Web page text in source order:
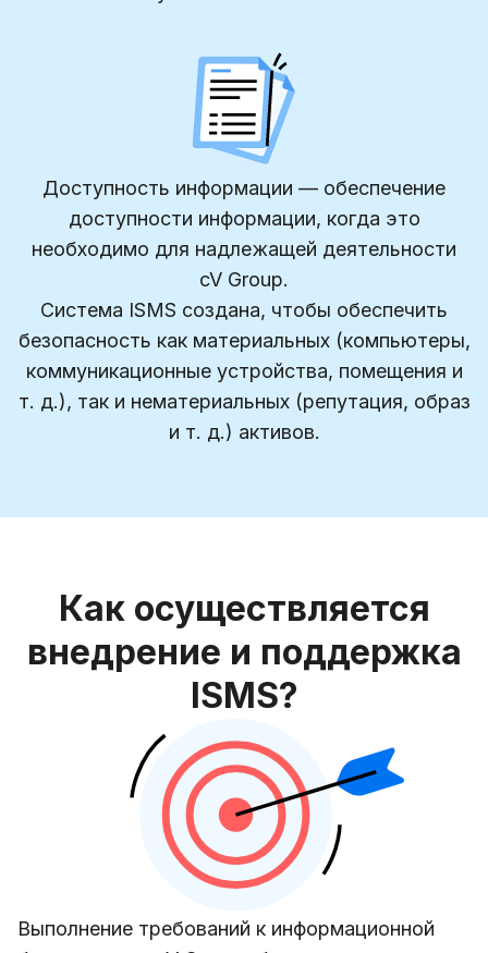
Доступность информации — обеспечение
доступности информации, когда это
необходимо для надлежащей деятельности
cV Group.
Система ISMS создана, чтобы обеспечить
безопасность как материальных (компьютеры,
коммуникационные устройства, помещения и
т. д.), так и нематериальных (репутация, образ
и т. д.) активов.
Как осуществляется
внедрение и поддержка
ISMS?
Выполнение требований к информационной